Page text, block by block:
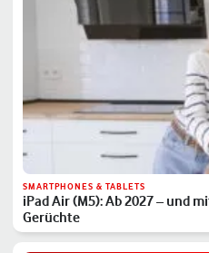
SMARTPHONES & TABLETS
iPad Air (M5): Ab 2027 – und
Gerüchte